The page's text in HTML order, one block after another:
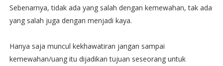
Sebenarnya, tidak ada yang salah dengan kemewahan, tak ada
yang salah juga dengan menjadi kaya.
Hanya saja muncul kekhawatiran jangan sampai
kemewahan/uang itu dijadikan tujuan seseorang untuk